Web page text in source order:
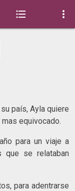
 
país, Ayla quiere
equivocado.
para un viaje a
que se relataban
para adentrarse